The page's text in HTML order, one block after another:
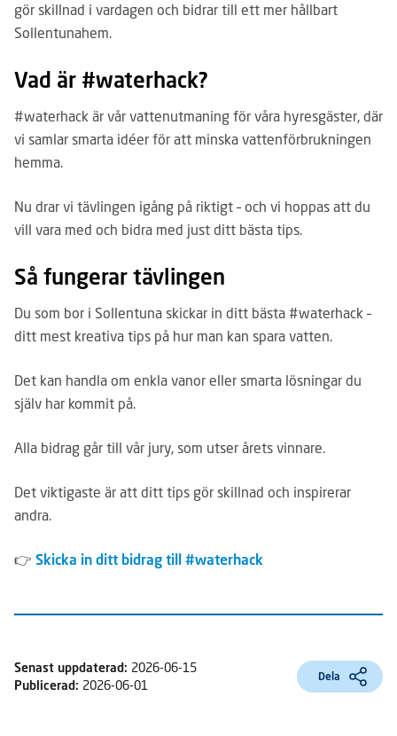
gör skillnad i vardagen och bidrar till ett mer hållbart
Sollentunahem.
Vad är #waterhack?
#waterhack är vår vattenutmaning för våra hyresgäster, där
vi samlar smarta idéer för att minska vattenförbrukningen
hemma.
Nu drar vi tävlingen igång på riktigt – och vi hoppas att du
vill vara med och bidra med just ditt bästa tips.
Så fungerar tävlingen
Du som bor i Sollentuna skickar in ditt bästa #waterhack –
ditt mest kreativa tips på hur man kan spara vatten.
Det kan handla om enkla vanor eller smarta lösningar du
själv har kommit på.
Alla bidrag går till vår jury, som utser årets vinnare.
Det viktigaste är att ditt tips gör skillnad och inspirerar
andra.
👉 Skicka in ditt bidrag till #waterhack
Senast uppdaterad: 2026-06-15
Publicerad: 2026-06-01
Dela